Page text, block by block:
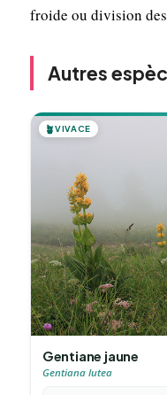
froide ou division
Autres
🪴VIVACE
Gentiane jaune
Gentiana lutea